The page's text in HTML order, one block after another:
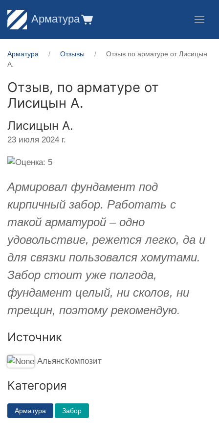
Арматура
Арматура Отзывы
Отзыв по арматуре от Лисицын
А.
Отзыв, по арматуре от
Лисицын А.
Лисицын А.
23 июля 2024 г.
Армировал фундамент под
кирпичный забор. Работать с
такой арматурой – одно
удовольствие, режется легко, да и
для связки пользовался хомутами.
Забор стоит уже полгода,
фундамент целый, ни сколов, ни
трещин, поэтому рекомендую.
Источник
АльянсКомпозит
Категория
Арматура Забор